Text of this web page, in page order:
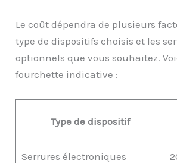
Le coût dépendra de plusieurs
type de dispositifs choisis et les
optionnels que vous souhaitez.
fourchette indicative :
Type de dispositif
Serrures électroniques